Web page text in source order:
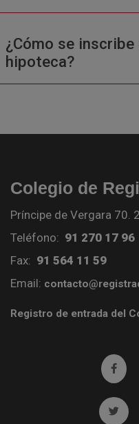
¿Cómo se
hipoteca?
Colegio de
Príncipe de Vergara 70.
Teléfono: 91 270 17 96
Fax: 91 564 11 59
Email:
Registro de entrada del
Ir a
Ir